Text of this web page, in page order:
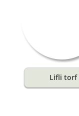
Lifli torf